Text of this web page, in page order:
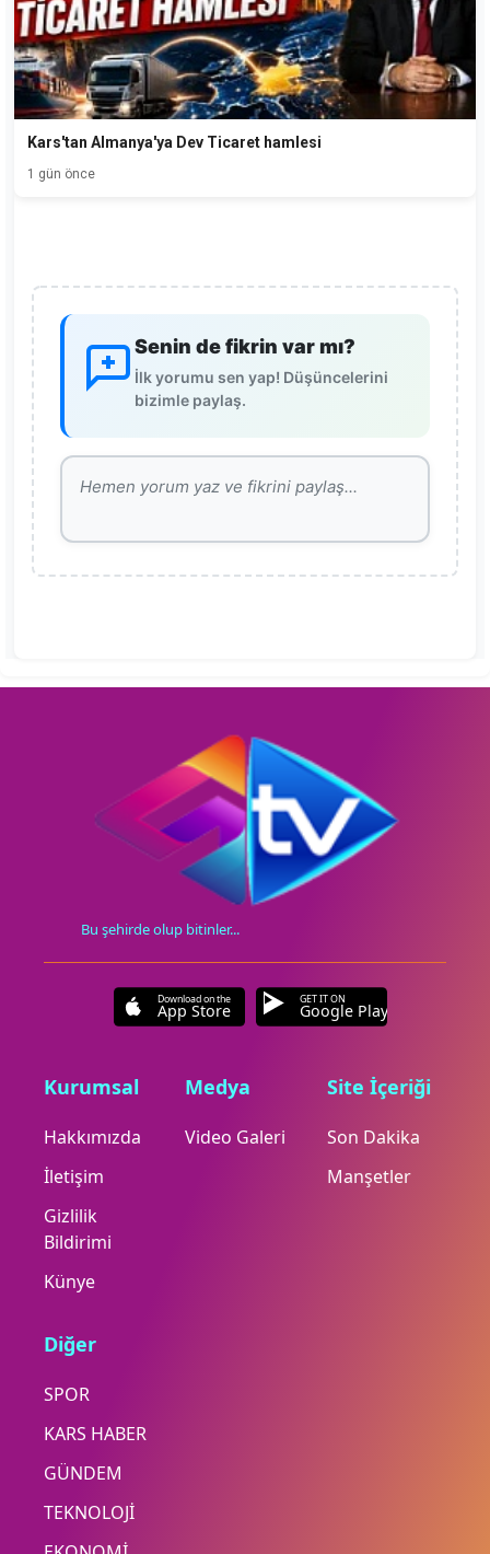
Kars'tan Almanya'ya Dev Ticaret hamlesi
1 gün önce
Senin de fikrin var mı?
İlk yorumu sen yap! Düşüncelerini
bizimle paylaş.
Bu şehirde olup bitinler...
Download on the
App Store
GET IT ON
Google Play
Kurumsal
Hakkımızda
İletişim
Gizlilik
Bildirimi
Künye
Medya
Video Galeri
Site İçeriği
Son Dakika
Manşetler
Diğer
SPOR
KARS HABER
GÜNDEM
TEKNOLOJİ